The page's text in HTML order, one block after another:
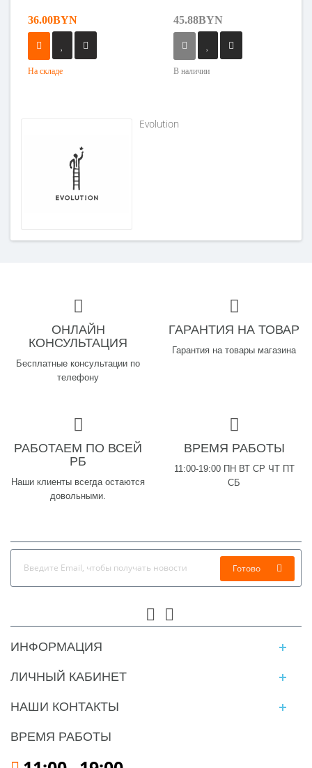
36.00BYN
На складе
45.88BYN
В наличии
Evolution
ОНЛАЙН
КОНСУЛЬТАЦИЯ
Бесплатные консультации по
телефону
ГАРАНТИЯ НА ТОВАР
Гарантия на товары магазина
РАБОТАЕМ ПО ВСЕЙ
РБ
Наши клиенты всегда остаются
довольными.
ВРЕМЯ РАБОТЫ
11:00-19:00 ПН ВТ СР ЧТ ПТ
СБ
Готово
ИНФОРМАЦИЯ
ЛИЧНЫЙ КАБИНЕТ
НАШИ КОНТАКТЫ
ВРЕМЯ РАБОТЫ